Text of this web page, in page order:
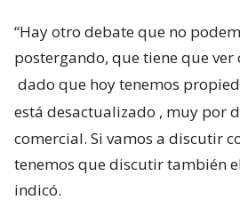
“Hay otro debate que no
postergando, que tiene que ver
dado que hoy tenemos
está desactualizado , muy por
comercial. Si vamos a discutir
tenemos que discutir también
indicó.